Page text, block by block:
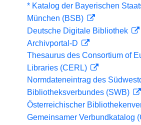
* Katalog der Bayerischen
München (BSB)
Deutsche Digitale Bibliothek
Archivportal-D
Thesaurus des Consortium of
Libraries (CERL)
Normdateneintrag des
Bibliotheksverbundes (SWB)
Österreichischer
Gemeinsamer Verbundkatalog